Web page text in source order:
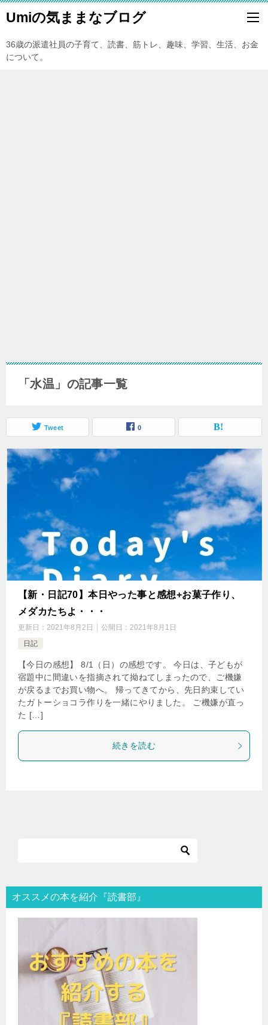
Umiの気ままなブログ
36歳の派遣社員の子育て、読書、筋トレ、趣味、学習、生活、お金
について。
「水温」の記事一覧
Tweet 0
【新・日記70】本日やった事と感想+お菓子作り、
メダカたちよ・・・
更新日： 2021年8月2日 公開日： 2021年8月1日
日記
【今日の感想】 8/1（日）の感想です。 今日は、子どもが
宿題中に間違いを指摘されて拗ねてしまったので、ご機嫌
が戻るまでお買い物へ。 帰ってきてから、先日約束してい
たガトーショコラ作りを一緒にやりました。 ご機嫌が直っ
た […]
続きを読む
オススメの本を紹介『読書部』